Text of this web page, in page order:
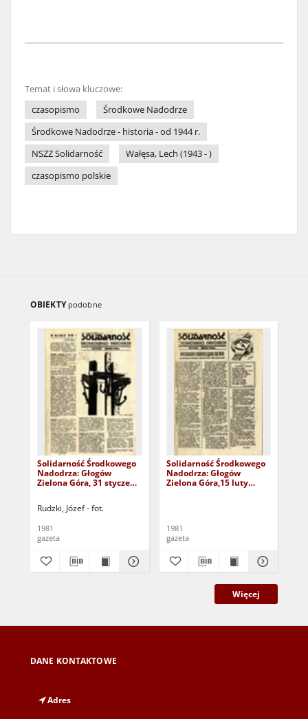
Temat i słowa kluczowe:
czasopismo
Środkowe Nadodrze
Środkowe Nadodrze - historia - od 1944 r.
NSZZ Solidarność
Wałęsa, Lech (1943 - )
czasopismo polskie
OBIEKTY podobne
Solidarność Środkowego
Nadodrza: Głogów
Zielona Góra, 31 styczeń
Rudzki, Józef - fot.
1981
gazeta
Solidarność Środkowego
Nadodrza: Głogów
Zielona Góra,15 luty
1981
gazeta
Więcej
DANE KONTAKTOWE
Adres